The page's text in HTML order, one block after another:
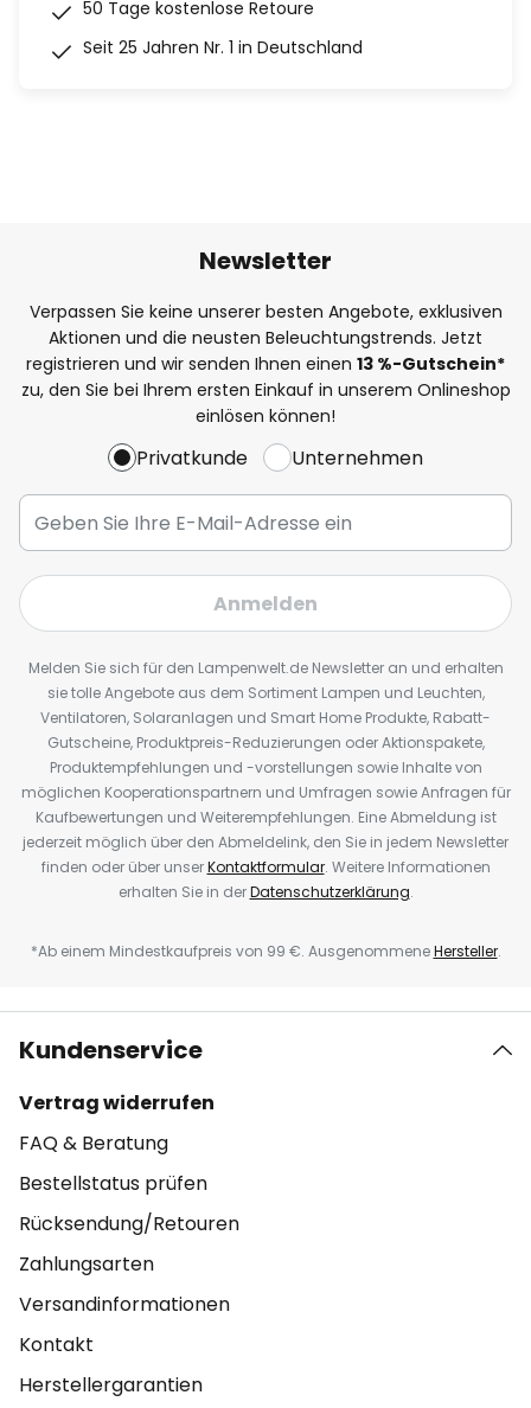
50 Tage kostenlose Retoure
Seit 25 Jahren Nr. 1 in Deutschland
Newsletter
Verpassen Sie keine unserer besten Angebote, exklusiven
Aktionen und die neusten Beleuchtungstrends. Jetzt
registrieren und wir senden Ihnen einen 13 %-Gutschein*
zu, den Sie bei Ihrem ersten Einkauf in unserem Onlineshop
einlösen können!
Privatkunde Unternehmen
Anmelden
Melden Sie sich für den Lampenwelt.de Newsletter an und erhalten
sie tolle Angebote aus dem Sortiment Lampen und Leuchten,
Ventilatoren, Solaranlagen und Smart Home Produkte, Rabatt-
Gutscheine, Produktpreis-Reduzierungen oder Aktionspakete,
Produktempfehlungen und -vorstellungen sowie Inhalte von
möglichen Kooperationspartnern und Umfragen sowie Anfragen für
Kaufbewertungen und Weiterempfehlungen. Eine Abmeldung ist
jederzeit möglich über den Abmeldelink, den Sie in jedem Newsletter
finden oder über unserKontaktformular. Weitere Informationen
erhalten Sie in derDatenschutzerklärung.
*Ab einem Mindestkaufpreis von 99 €. AusgenommeneHersteller.
Kundenservice
Vertrag widerrufen
FAQ & Beratung
Bestellstatus prüfen
Rücksendung/Retouren
Zahlungsarten
Versandinformationen
Kontakt
Herstellergarantien